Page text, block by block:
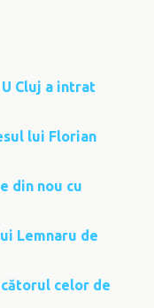
Cluj a intrat
lui Florian
din nou cu
Lemnaru de
celor de